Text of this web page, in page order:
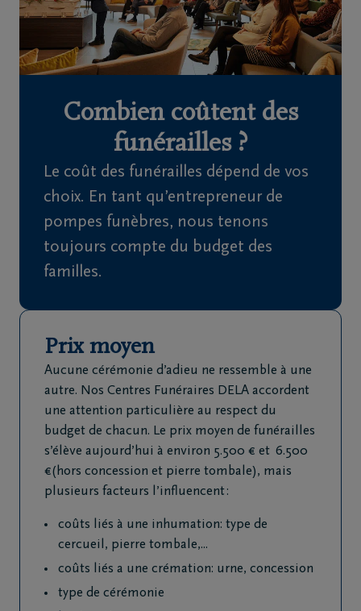
À
de
Organiser
des
funérailles
Avis
décès
Nos
centres
funéraires
Questions
fréquemment
posées
Assistance
en cas de
24h/24
Combien coûtent des
funérailles ?
Le coût des funérailles dépend de vos
choix. En tant qu’entrepreneur de
pompes funèbres, nous tenons
toujours compte du budget des
familles.
Prix moyen
Aucune cérémonie d’adieu ne ressemble à une
autre. Nos Centres Funéraires DELA accordent
une attention particulière au respect du
budget de chacun. Le prix moyen de funérailles
s’élève aujourd’hui à environ 5.500 € et 6.500
€(hors concession et pierre tombale), mais
plusieurs facteurs l’influencent :
coûts liés à une inhumation: type de
cercueil, pierre tombale,...
coûts liés a une crémation: urne, concession
type de cérémonie